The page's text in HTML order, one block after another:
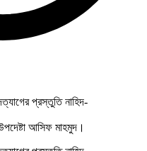
আসিফ মাহমুদ।